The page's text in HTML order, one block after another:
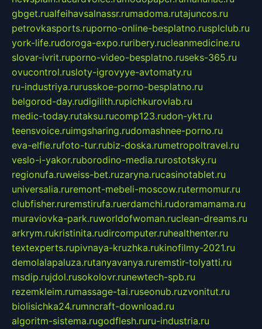
gbget.rualfeihavsalnassr.rumadoma.rutajuncos.ru
petrovkasports.ruporno-online-besplatno.rusplclub.ru
york-life.rudoroga-expo.ruribery.rucleanmedicine.ru
slovar-ivrit.ruporno-video-besplatno.ruseks-365.ru
ovucontrol.rusloty-igrovyye-avtomaty.ru
ru-industriya.rurusskoe-porno-besplatno.ru
belgorod-day.rudigilith.rupichkurovlab.ru
medic-today.rutaksu.rucomp123.rudon-ykt.ru
teensvoice.ruimgsharing.rudomashnee-porno.ru
eva-elfie.rufoto-tur.rubiz-doska.rumetropoltravel.ru
veslo-i-yakor.ruborodino-media.rurostotsky.ru
regionufa.ruweiss-bet.ruzaryna.rucasinotablet.ru
universalia.ruremont-mebeli-moscow.rutermomur.ru
clubfisher.ruremstirufa.ruerdamchi.rudoramamama.ru
muraviovka-park.ruworldofwoman.ruclean-dreams.ru
arkrym.rukristinita.rudircomputer.ruhealthenter.ru
textexperts.rupivnaya-kruzhka.rukinofilmy-2021.ru
demolalapaluza.rutanyavanya.ruremstir-tolyatti.ru
msdip.rujdol.rusokolovr.runewtech-spb.ru
rezemkleim.rumassage-tai.ruseonub.ruzvonitut.ru
biolisichka24.rumncraft-download.ru
algoritm-sistema.rugodflesh.ruru-industria.ru